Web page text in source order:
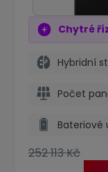
Chytré
Hybridní
Počet
Bateriové
252 113 Kč